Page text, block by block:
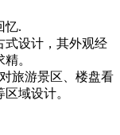
忆.
式设计，其外观经
。
旅游景区、楼盘看
域设计。